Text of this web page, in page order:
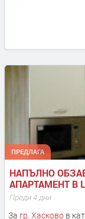
ПРЕДЛАГА
НАПЪЛНО
АПАРТАМЕНТ В
Преди 4 дни
За гр. Хасковов